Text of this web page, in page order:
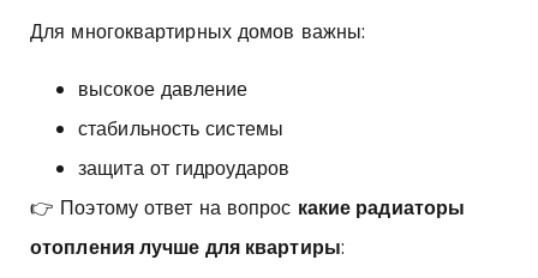
Для многоквартирных домов важны:
высокое давление
стабильность системы
защита от гидроударов
👉 Поэтому ответ на вопрос какие радиаторы
отопления лучше для квартиры: